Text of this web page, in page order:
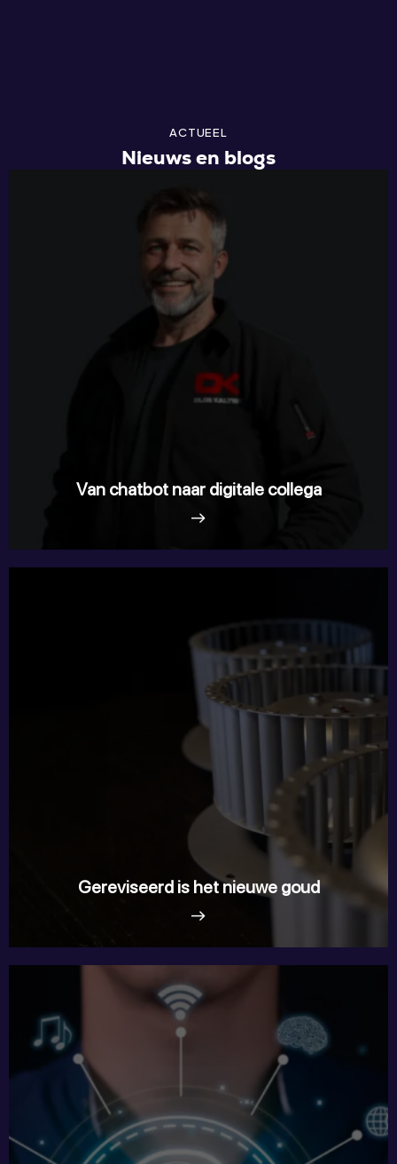
ACTUEEL
Nieuws en blogs
Van chatbot naar digitale collega
Gereviseerd is het nieuwe goud